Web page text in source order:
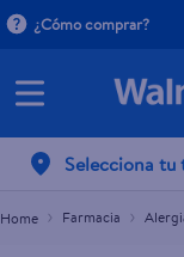
¿Cómo comprar?
Selecciona tu
Farmacia